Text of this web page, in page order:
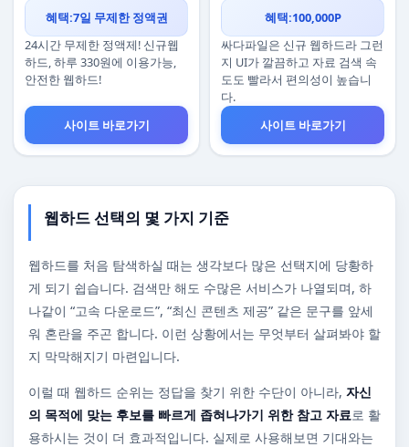
혜택:7일 무제한 정액권
24시간 무제한 정액제! 신규웹
하드, 하루 330원에 이용가능,
안전한 웹하드!
사이트 바로가기
혜택:100,000P
싸다파일은 신규 웹하드라 그런
지 UI가 깔끔하고 자료 검색 속
도도 빨라서 편의성이 높습니
다.
사이트 바로가기
웹하드 선택의 몇 가지 기준
웹하드를 처음 탐색하실 때는 생각보다 많은 선택지에 당황하
게 되기 쉽습니다. 검색만 해도 수많은 서비스가 나열되며, 하
나같이 “고속 다운로드”, “최신 콘텐츠 제공” 같은 문구를 앞세
워 혼란을 주곤 합니다. 이런 상황에서는 무엇부터 살펴봐야 할
지 막막해지기 마련입니다.
이럴 때 웹하드 순위는 정답을 찾기 위한 수단이 아니라, 자신
의 목적에 맞는 후보를 빠르게 좁혀나가기 위한 참고 자료로 활
용하시는 것이 더 효과적입니다. 실제로 사용해보면 기대와는